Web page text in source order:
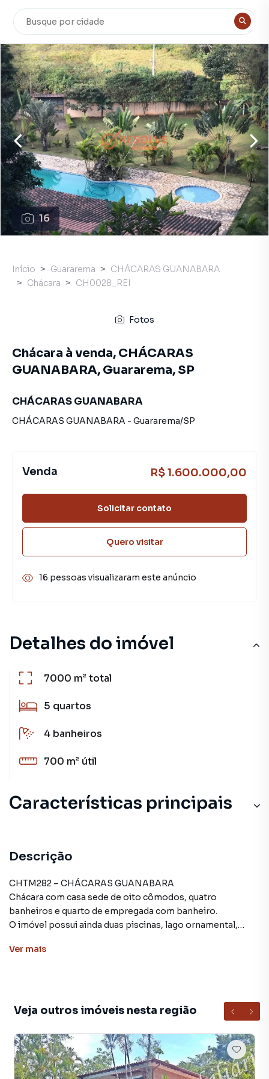
16
Detalhes do imóvel
7000 m²total
5 quartos
4 banheiros
700 m² útil
Características principais
Descrição
CHTM282 – CHÁCARAS GUANABARA
Chácara com casa sede de oito cômodos, quatro
banheiros e quarto de empregada com banheiro.
O imóvel possui ainda duas piscinas, lago ornamental,
caseiro, depósito de ferramentas e frente para duas ruas.
Chácara para Venda em região valorizada do bairro
CHÁCARAS GUANABARA, em Guararema. Não encontrou
o que procurava ou deseja mais informações sobre
Ver mais
Veja outros imóveis nesta região
Início Guararema
CHÁCARAS GUANABARA
Chácara
CH0028_REI
Fotos
Chácara à venda, CHÁCARAS
GUANABARA, Guararema, SP
CHÁCARAS GUANABARA
CHÁCARAS GUANABARA - Guararema/SP
Venda R$ 1.600.000,00
Solicitar contato
Quero visitar
16 pessoas visualizaram este anúncio